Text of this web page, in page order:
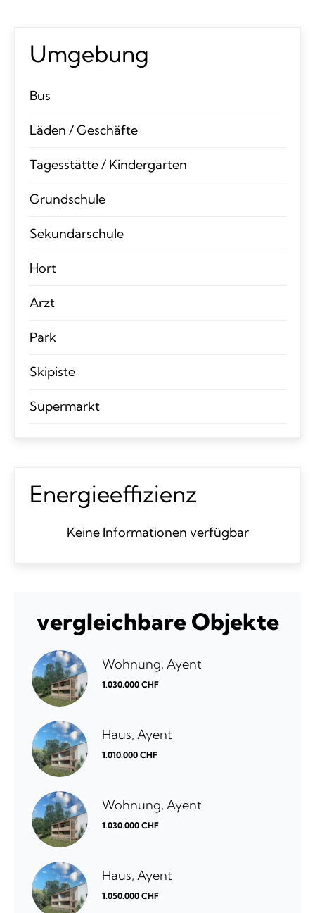
Umgebung
Bus
Läden / Geschäfte
Tagesstätte / Kindergarten
Grundschule
Sekundarschule
Hort
Arzt
Park
Skipiste
Supermarkt
Energieeffizienz
Keine Informationen verfügbar
vergleichbare Objekte
Wohnung, Ayent
1.030.000 CHF
Haus, Ayent
1.010.000 CHF
Wohnung, Ayent
1.030.000 CHF
Haus, Ayent
1.050.000 CHF